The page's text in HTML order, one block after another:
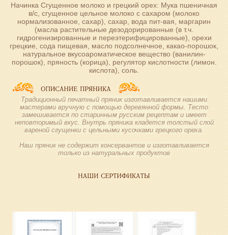
Начинка Сгущенное молоко и грецкий орех: Мука пшеничная
в/с, сгущенное цельное молоко с сахаром (молоко
нормализованное, сахар), сахар, вода пит-вая, маргарин
(масла растительные дезодорированные (в т.ч.
гидрогенизированные и переэтерифицированные), орехи
грецкие, сода пищевая, масло подсолнечное, какао-порошок,
натуральное вкусоароматическое вещество (ванилин-
порошок), пряность (корица), регулятор кислотности (лимон.
кислота), соль.
Традиционный печатный пряник изготавливается нашими
мастерами вручную с помощью деревянной формы. Тесто
замешивается по старинным русским рецептам и имеет
неповторимый вкус. Внутрь пряника кладется толстый слой
вареной сгущенки с цельными кусочками грецкого ореха.
Наш пряник не содержит консервантов и изготавливается
только из натуральных продуктов